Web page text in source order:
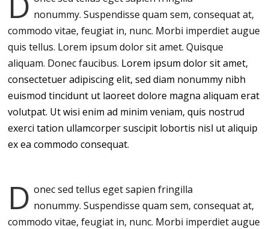
nonummy.Suspendisse quam sem, consequat at,
commodo vitae, feugiat in, nunc. Morbi imperdiet augue
quis tellus. Lorem ipsum dolor sit amet. Quisque
aliquam. Donec faucibus. Lorem ipsum dolor sit amet,
consectetuer adipiscing elit, sed diam nonummy nibh
euismod tincidunt ut laoreet dolore magna aliquam erat
volutpat. Ut wisi enim ad minim veniam, quis nostrud
exerci tation ullamcorper suscipit lobortis nisl ut aliquip
ex ea commodo consequat.
D onec sed tellus eget sapien fringilla
nonummy.Suspendisse quam sem, consequat at,
commodo vitae, feugiat in, nunc. Morbi imperdiet augue